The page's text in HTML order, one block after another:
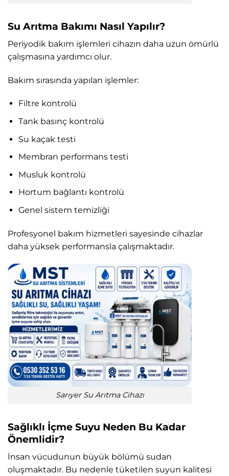
Su Arıtma Bakımı Nasıl Yapılır?
Periyodik bakım işlemleri cihazın daha uzun ömürlü
çalışmasına yardımcı olur.
Bakım sırasında yapılan işlemler:
Filtre kontrolü
Tank basınç kontrolü
Su kaçak testi
Membran performans testi
Musluk kontrolü
Hortum bağlantı kontrolü
Genel sistem temizliği
Profesyonel bakım hizmetleri sayesinde cihazlar
daha yüksek performansla çalışmaktadır.
Sarıyer Su Arıtma Cihazı
Sağlıklı İçme Suyu Neden Bu Kadar
Önemlidir?
İnsan vücudunun büyük bölümü sudan
oluşmaktadır. Bu nedenle tüketilen suyun kalitesi